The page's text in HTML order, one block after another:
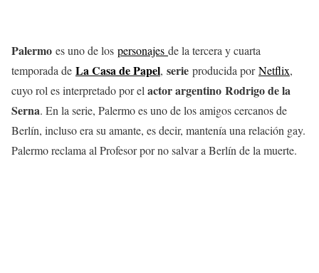
Palermo es uno de los personajes de la tercera y cuarta
temporada de La Casa de Papel, serie producida porNetflix,
cuyo rol es interpretado por el actor argentino Rodrigo de la
Serna. En la serie, Palermo es uno de los amigos cercanos de
Berlín, incluso era su amante, es decir, mantenía una relación gay.
Palermo reclama al Profesor por no salvar a Berlín de la muerte.